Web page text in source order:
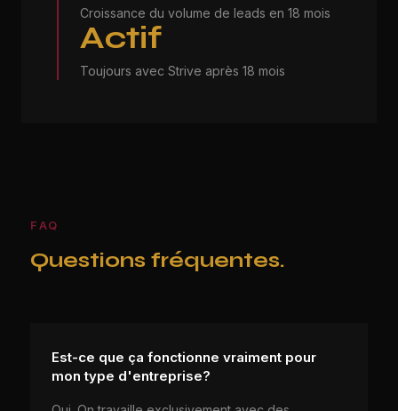
Croissance du volume de leads en 18 mois
Actif
Toujours avec Strive après 18 mois
FAQ
Questions fréquentes.
Est-ce que ça fonctionne vraiment pour
mon type d'entreprise?